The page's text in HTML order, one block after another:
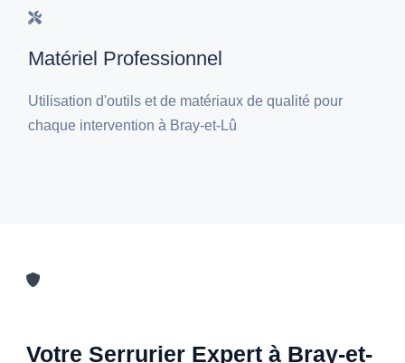
Matériel Professionnel
Utilisation d'outils et de matériaux de qualité pour
chaque intervention à Bray-et-Lû
Votre Serrurier Expert à Bray-et-